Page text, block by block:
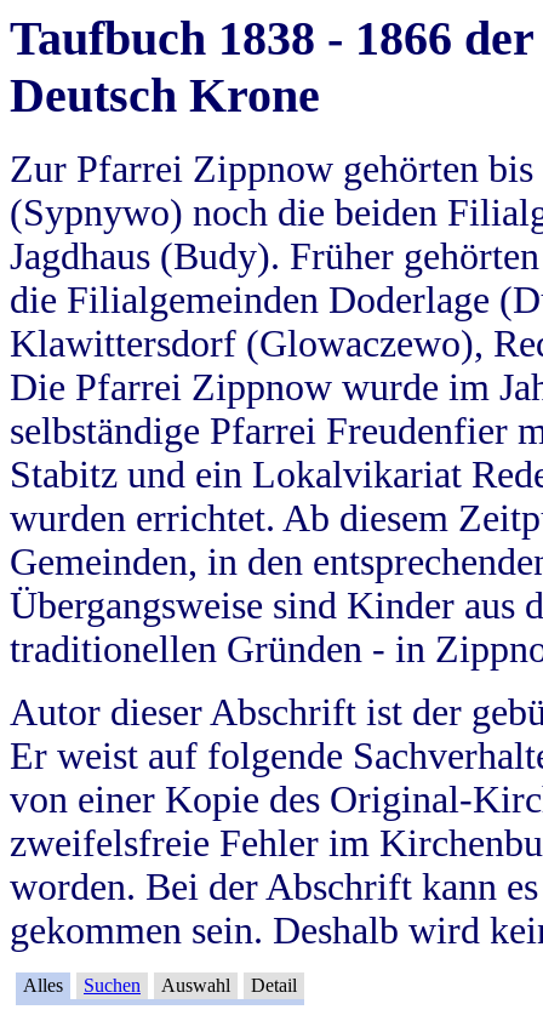
Taufbuch 1838 - 1866
Deutsch Krone
Zur Pfarrei Zippnow gehörten
(Sypnywo) noch die beiden
Jagdhaus (Budy). Früher
die Filialgemeinden Doderlage
Klawittersdorf (Glowaczewo),
Die Pfarrei Zippnow wurde im
selbständige Pfarrei Freudenfier
Stabitz und ein Lokalvikariat
wurden errichtet. Ab diesem
Gemeinden, in den
Übergangsweise sind Kinder aus
traditionellen Gründen - in
Autor dieser Abschrift ist der
Er weist auf folgende
von einer Kopie des Original-
zweifelsfreie Fehler im
worden. Bei der Abschrift kann
gekommen sein. Deshalb wird
Alles Suchen Auswahl Detail